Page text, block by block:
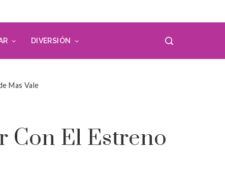
DIVERSIÓN
Mas Vale
Con El Estreno